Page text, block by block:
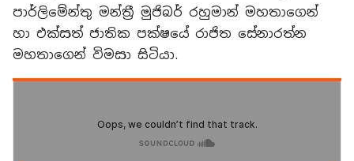
පාර්ලිමේන්තු මන්ත්‍රී මුජිබර් රහුමාන් මහතාගෙන්
හා එක්සත් ජාතික පක්ෂයේ රාජිත සේනාරත්න
මහතාගෙන් විමසා සිටියා.